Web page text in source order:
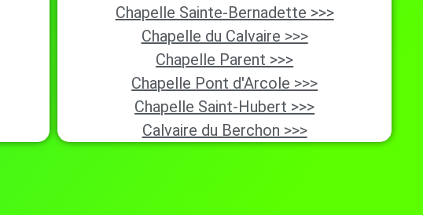
Chapelle Sainte-Bernadette >>>
Chapelle du Calvaire >>>
Chapelle Parent >>>
Chapelle Pont d'Arcole >>>
Chapelle Saint-Hubert >>>
Calvaire du Berchon >>>